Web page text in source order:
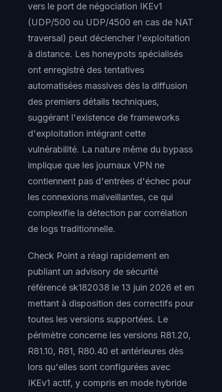
vers le port de négociation IKEv1
(UDP/500 ou UDP/4500 en cas de NAT
traversal) peut déclencher l'exploitation
à distance. Les honeypots spécialisés
ont enregistré des tentatives
automatisées massives dès la diffusion
des premiers détails techniques,
suggérant l'existence de frameworks
d'exploitation intégrant cette
vulnérabilité. La nature même du bypass
implique que les journaux VPN ne
contiennent pas d'entrées d'échec pour
les connexions malveillantes, ce qui
complexifie la détection par corrélation
de logs traditionnelle.
Check Point a réagi rapidement en
publiant un advisory de sécurité
référencé sk182038 le 13 juin 2026 et en
mettant à disposition des correctifs pour
toutes les versions supportées. Le
périmètre concerne les versions R81.20,
R81.10, R81, R80.40 et antérieures dès
lors qu'elles sont configurées avec
IKEv1 actif, y compris en mode hybride